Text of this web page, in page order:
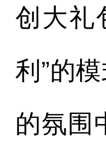
创大礼
利”的
的氛围